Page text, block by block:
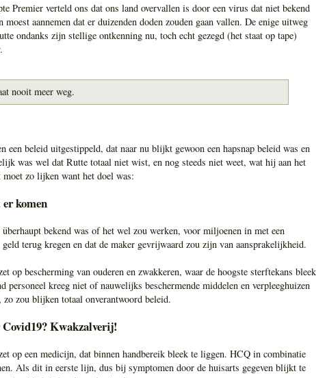
Premier verteld ons dat ons land overvallen is door een virus dat niet bekend
moest aannemen dat er duizenden doden zouden gaan vallen. De enige uitweg
ondanks zijn stellige ontkenning nu, toch echt gezegd (het staat op tape)
nooit meer weg.
een beleid uitgestippeld, dat naar nu blijkt gewoon een hapsnap beleid was en
was wel dat Rutte totaal niet wist, en nog steeds niet weet, wat hij aan het
zo lijken want het doel was:
komen
bekend was of het wel zou werken, voor miljoenen in met een
geld terug kregen en dat de maker gevrijwaard zou zijn van aansprakelijkheid.
op bescherming van ouderen en zwakkeren, waar de hoogste sterftekans bleek
personeel kreeg niet of nauwelijks beschermende middelen en verpleeghuizen
zou blijken totaal onverantwoord beleid.
Kwakzalverij!
op een medicijn, dat binnen handbereik bleek te liggen. HCQ in combinatie
Als dit in eerste lijn, dus bij symptomen door de huisarts gegeven blijkt te